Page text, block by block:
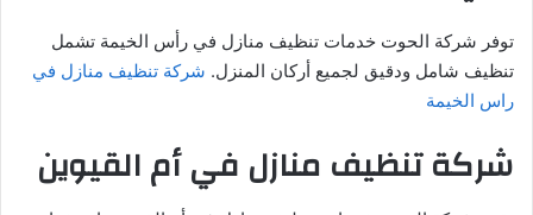
توفر شركة الحوت خدمات تنظيف منازل في رأس الخيمة تشمل
تنظيف شامل ودقيق لجميع أركان المنزل. شركة تنظيف منازل في
راس الخيمة
شركة تنظيف منازل في أم القيوين